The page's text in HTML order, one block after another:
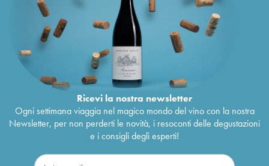
Ricevi la nostra newsletter
Ogni settimana viaggia nel magico mondo del vino con la nostra
Newsletter, per non perderti le novità, i resoconti delle degustazioni
e i consigli degli esperti!